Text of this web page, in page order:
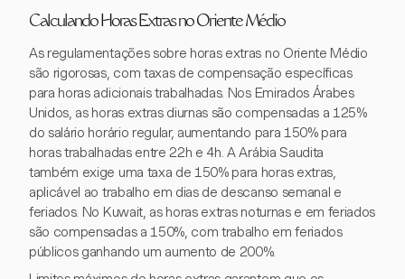
Calculando Horas Extras no Oriente Médio
As regulamentações sobre horas extras no Oriente Médio
são rigorosas, com taxas de compensação específicas
para horas adicionais trabalhadas. Nos Emirados Árabes
Unidos, as horas extras diurnas são compensadas a 125%
do salário horário regular, aumentando para 150% para
horas trabalhadas entre 22h e 4h. A Arábia Saudita
também exige uma taxa de 150% para horas extras,
aplicável ao trabalho em dias de descanso semanal e
feriados. No Kuwait, as horas extras noturnas e em feriados
são compensadas a 150%, com trabalho em feriados
públicos ganhando um aumento de 200%.